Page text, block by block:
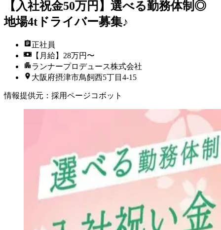
【入社祝金50万円】選べる勤務体制◎
地場4tドライバー募集♪
正社員
【月給】28万円〜
ランナープロデュース株式会社
大阪府摂津市鳥飼西5丁目4-15
情報提供元 ： 採用ページコボット